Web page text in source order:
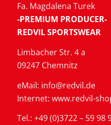
Fa. Magdalena Turek
-PREMIUM PRODUCER-
REDVIL SPORTSWEAR
Limbacher Str. 4 a
09247 Chemnitz
eMail: info@redvil.de
Internet: www.redvil-
Tel.: +49 (0)3722 – 59 98